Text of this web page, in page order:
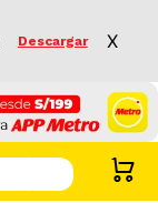
Descargar X